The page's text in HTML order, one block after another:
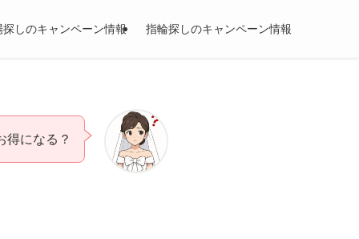
探しのキャンペーン情報 指輪探しのキャンペーン情報
得になる？